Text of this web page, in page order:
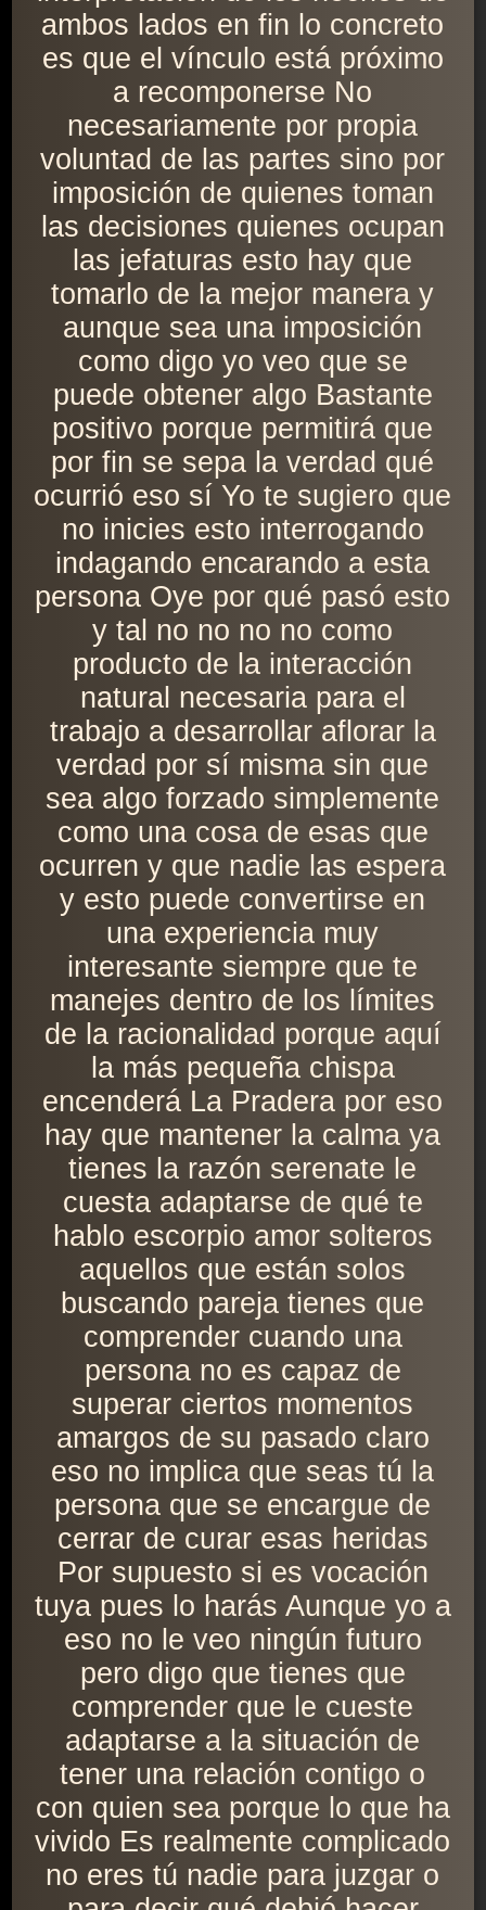
ambos lados en fin lo concreto
es que el vínculo está próximo
a recomponerse No
necesariamente por propia
voluntad de las partes sino por
imposición de quienes toman
las decisiones quienes ocupan
las jefaturas esto hay que
tomarlo de la mejor manera y
aunque sea una imposición
como digo yo veo que se
puede obtener algo Bastante
positivo porque permitirá que
por fin se sepa la verdad qué
ocurrió eso sí Yo te sugiero que
no inicies esto interrogando
indagando encarando a esta
persona Oye por qué pasó esto
y tal no no no no como
producto de la interacción
natural necesaria para el
trabajo a desarrollar aflorar la
verdad por sí misma sin que
sea algo forzado simplemente
como una cosa de esas que
ocurren y que nadie las espera
y esto puede convertirse en
una experiencia muy
interesante siempre que te
manejes dentro de los límites
de la racionalidad porque aquí
la más pequeña chispa
encenderá La Pradera por eso
hay que mantener la calma ya
tienes la razón serenate le
cuesta adaptarse de qué te
hablo escorpio amor solteros
aquellos que están solos
buscando pareja tienes que
comprender cuando una
persona no es capaz de
superar ciertos momentos
amargos de su pasado claro
eso no implica que seas tú la
persona que se encargue de
cerrar de curar esas heridas
Por supuesto si es vocación
tuya pues lo harás Aunque yo a
eso no le veo ningún futuro
pero digo que tienes que
comprender que le cueste
adaptarse a la situación de
tener una relación contigo o
con quien sea porque lo que ha
vivido Es realmente complicado
no eres tú nadie para juzgar o